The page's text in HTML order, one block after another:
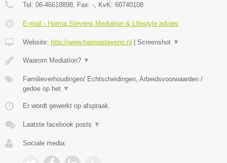
Tel: 06-46618898 , Fax: - , KvK: 60740108
E-mail › Harma Stevens Mediation & Lifestyle advies
Website: http://www.harmastevens.nl | Screenshot ▼
Waarom Mediation? ▼
Familieverhoudingen/ Echtscheidingen, Arbeidsvoorwaarden /
gedoe op het ▼
Er wordt gewerkt op afspraak.
Laatste facebook posts ▼
Sociale media: